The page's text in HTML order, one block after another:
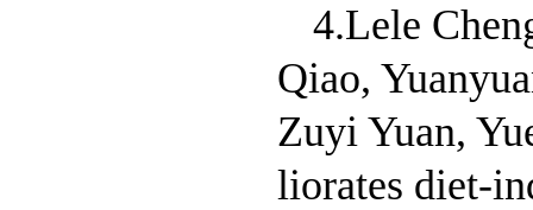
4.Lele
Qiao,
Zuyi Yuan,
liorates diet-